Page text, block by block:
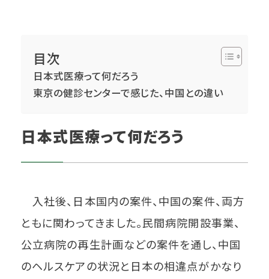
目次
日本式医療って何だろう
東京の健診センターで感じた、中国との違い
日本式医療って何だろう
入社後、日本国内の案件、中国の案件、両方
ともに関わってきました。民間病院開設事業、
公立病院の再生計画などの案件を通し、中国
のヘルスケアの状況と日本の相違点がかなり